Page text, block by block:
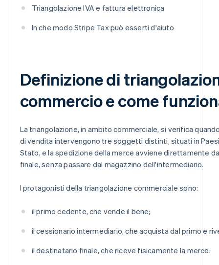
Triangolazione IVA e fattura elettronica
In che modo Stripe Tax può esserti d'aiuto
Definizione di
commercio e come
La triangolazione, in ambito commerciale, si verifica
di vendita intervengono tre soggetti distinti, situati in
Stato, e la spedizione della merce avviene direttamente
finale, senza passare dal magazzino dell'intermediario.
I protagonisti della triangolazione commerciale sono:
il primo cedente, che vende il bene;
il cessionario intermediario, che acquista dal primo e
il destinatario finale, che riceve fisicamente la merce.